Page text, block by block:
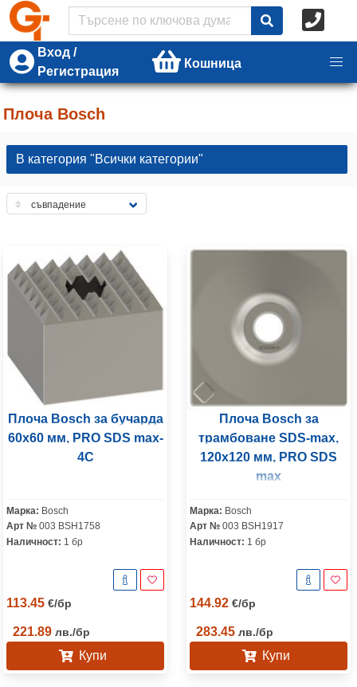
Вход /
Регистрация
Кошница
Плоча Bosch
В категория "Всички категории"
Плоча Bosch за бучарда
60x60 мм, PRO SDS max-
4C
Марка: Bosch
Арт № 003 BSH1758
Наличност: 1 бр
113.45 €/бр
221.89 лв./бр
Купи
Плоча Bosch за
трамбоване SDS-max,
120x120 мм, PRO SDS
max
Марка: Bosch
Арт № 003 BSH1917
Наличност: 1 бр
144.92 €/бр
283.45 лв./бр
Купи